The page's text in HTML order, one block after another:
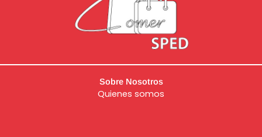
Sobre Nosotros
Quienes somos